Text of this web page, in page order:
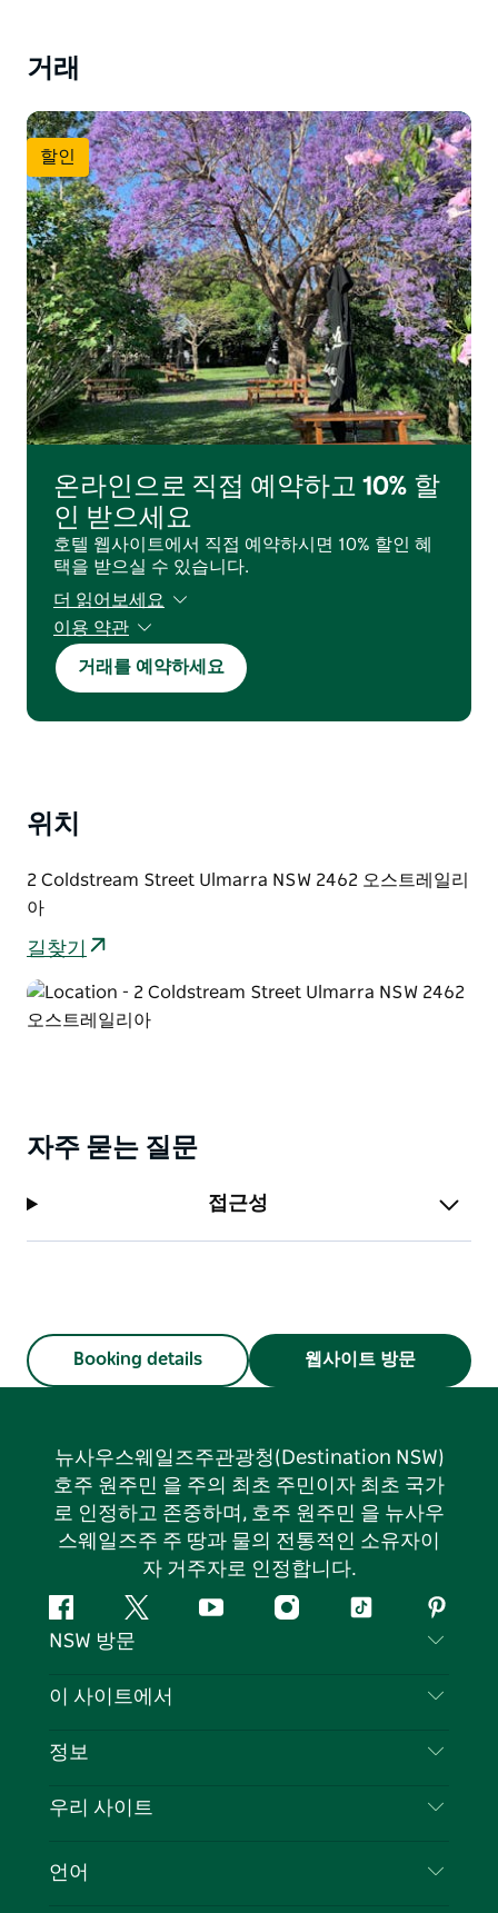
준비되어 있어 온 가족이 만족할 수 있습니다.
울마라는 장거리 운전 후 휴식을 취하기에 더할 나위 없이
좋은 곳입니다. 마을에 오시면 지역 주민들의 예술적 재능
을 감상할 수 있는 콜드스트림 갤러리도 꼭 방문해 보세
요.
거래
할인
온라인으로 직접 예약하고 10% 할
인 받으세요
호텔 웹사이트에서 직접 예약하시면 10% 할인 혜
택을 받으실 수 있습니다.
더 읽어보세요
이용 약관
예약 시점에 따라 변경될 수 있으며 이용 가능 여부
에 따라 달라질 수 있습니다.
할인된 요금이 표시된 요금입니다.
특정 기간에는 예약이 불가할 수 있습니다.
거래를 예약하세요
위치
2 Coldstream Street Ulmarra NSW 2462 오스트레일리
아
길찾기
자주 묻는 질문
접근성
Booking details 웹사이트 방문
뉴사우스웨일즈주관광청(Destination NSW)
호주 원주민 을 주의 최초 주민이자 최초 국가
로 인정하고 존중하며, 호주 원주민 을 뉴사우
스웨일즈주 주 땅과 물의 전통적인 소유자이
자 거주자로 인정합니다.
페
이
북
지
다
유
인
틱
핀
터
스
NSW 방문
문의하기
쿠키 고지
이 사이트에서
목적지
이벤트
정보
여행 정보
뉴사우스웨일즈주 의 사업
우리 사이트
언어